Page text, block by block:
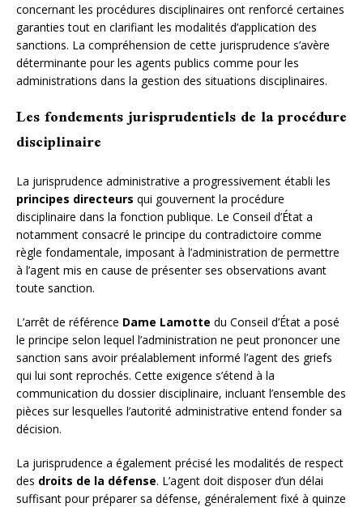
concernant les procédures disciplinaires ont renforcé certaines
garanties tout en clarifiant les modalités d’application des
sanctions. La compréhension de cette jurisprudence s’avère
déterminante pour les agents publics comme pour les
administrations dans la gestion des situations disciplinaires.
Les fondements jurisprudentiels de la procédure
disciplinaire
La jurisprudence administrative a progressivement établi les
principes directeurs qui gouvernent la procédure
disciplinaire dans la fonction publique. Le Conseil d’État a
notamment consacré le principe du contradictoire comme
règle fondamentale, imposant à l’administration de permettre
à l’agent mis en cause de présenter ses observations avant
toute sanction.
L’arrêt de référence Dame Lamotte du Conseil d’État a posé
le principe selon lequel l’administration ne peut prononcer une
sanction sans avoir préalablement informé l’agent des griefs
qui lui sont reprochés. Cette exigence s’étend à la
communication du dossier disciplinaire, incluant l’ensemble des
pièces sur lesquelles l’autorité administrative entend fonder sa
décision.
La jurisprudence a également précisé les modalités de respect
des droits de la défense. L’agent doit disposer d’un délai
suffisant pour préparer sa défense, généralement fixé à quinze